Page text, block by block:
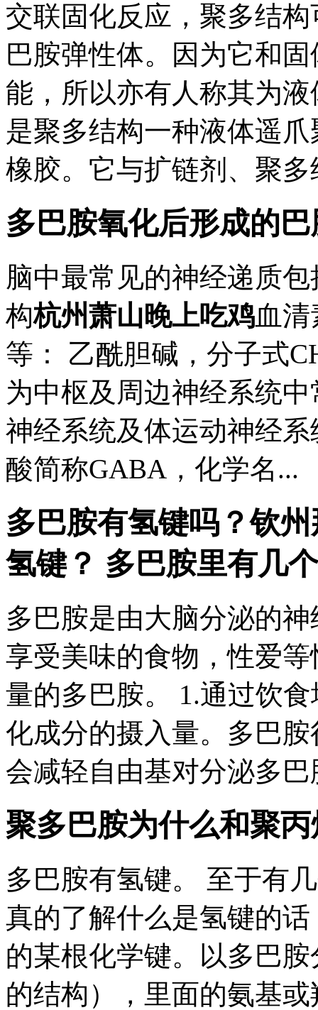
交联固化反应，聚多结
巴胺弹性体。因为它和
能，所以亦有人称其为
是聚多结构一种液体遥
橡胶。它与扩链剂、聚
多巴胺氧化后形成的
脑中最常见的神经递质
构杭州萧山晚上吃鸡血
等： 乙酰胆碱，分子式
为中枢及周边神经系统
神经系统及体运动神经
酸简称GABA，化学名...
多巴胺有氢键吗？钦
氢键？ 多巴胺里有几
多巴胺是由大脑分泌的
享受美味的食物，性爱
量的多巴胺。 1.通过饮
化成分的摄入量。多巴
会减轻自由基对分泌多
聚多巴胺为什么和聚
多巴胺有氢键。 至于有
真的了解什么是氢键的
的某根化学键。以多巴
的结构），里面的氨基